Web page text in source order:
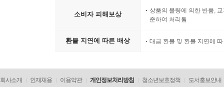
소비자 피해보상
상품의 불량에 의한 반품,
준하여 처리됨
환불 지연에 따른 배상 대금 환불 및 환불 지연에
회사소개 인재채용 이용약관 개인정보처리방침 청소년보호정책 도서홍보안내